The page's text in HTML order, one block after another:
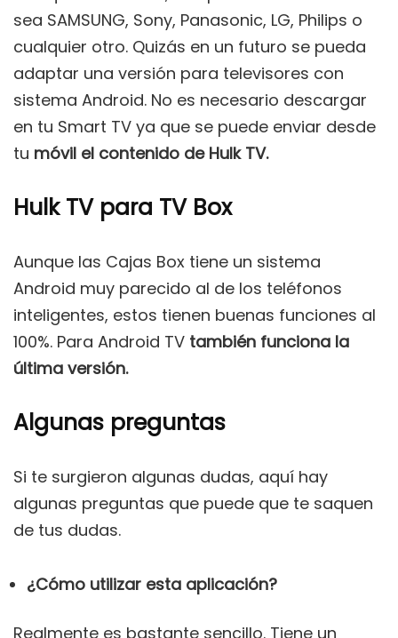
sea SAMSUNG, Sony, Panasonic, LG, Philips o
cualquier otro. Quizás en un futuro se pueda
adaptar una versión para televisores con
sistema Android. No es necesario descargar
en tu Smart TV ya que se puede enviar desde
tu móvil el contenido de Hulk TV.
Hulk TV para TV Box
Aunque las Cajas Box tiene un sistema
Android muy parecido al de los teléfonos
inteligentes, estos tienen buenas funciones al
100%. Para Android TV también funciona la
última versión.
Algunas preguntas
Si te surgieron algunas dudas, aquí hay
algunas preguntas que puede que te saquen
de tus dudas.
¿Cómo utilizar esta aplicación?
Realmente es bastante sencillo. Tiene un